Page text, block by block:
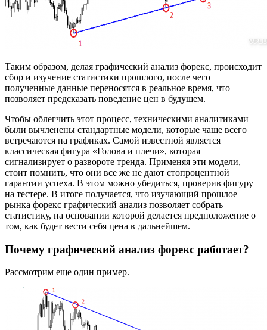
Таким образом, делая графический анализ форекс, происходит
сбор и изучение статистики прошлого, после чего
полученные данные переносятся в реальное время, что
позволяет предсказать поведение цен в будущем.
Чтобы облегчить этот процесс, техническими аналитиками
были вычленены стандартные модели, которые чаще всего
встречаются на графиках. Самой известной является
классическая фигура «Голова и плечи», которая
сигнализирует о развороте тренда. Применяя эти модели,
стоит помнить, что они все же не дают стопроцентной
гарантии успеха. В этом можно убедиться, проверив фигуру
на тестере. В итоге получается, что изучающий прошлое
рынка форекс графический анализ позволяет собрать
статистику, на основании которой делается предположение о
том, как будет вести себя цена в дальнейшем.
Почему графический анализ форекс работает?
Рассмотрим еще один пример.